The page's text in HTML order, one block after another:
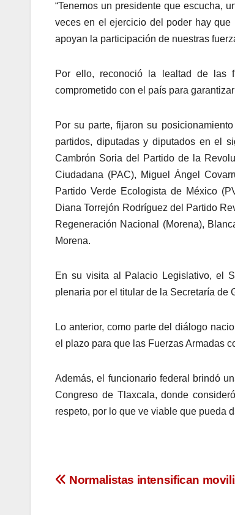
“Tenemos un presidente que escucha,
veces en el ejercicio del poder hay
apoyan la participación de nuestras
Por ello, reconoció la lealtad de las
comprometido con el país para
Por su parte, fijaron su
partidos, diputadas y diputados en el
Cambrón Soria del Partido de la
Ciudadana (PAC), Miguel Ángel
Partido Verde Ecologista de México
Diana Torrejón Rodríguez del Partido
Regeneración Nacional (Morena),
Morena.
En su visita al Palacio Legislativo, el
plenaria por el titular de la Secretaría de
Lo anterior, como parte del diálogo
el plazo para que las Fuerzas Armadas
Además, el funcionario federal brindó
Congreso de Tlaxcala, donde
respeto, por lo que ve viable que pueda
Navegación
Normalistas intensifican